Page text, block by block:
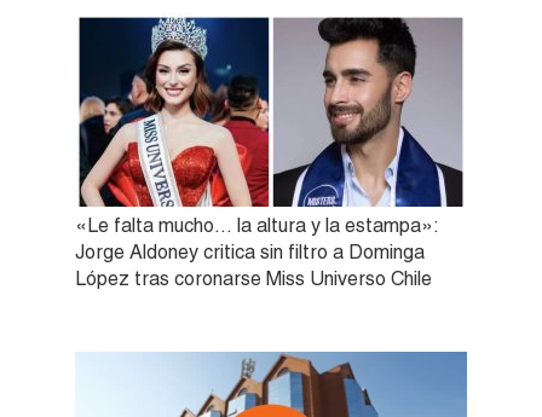
«Le falta mucho… la altura y la estampa»:
Jorge Aldoney critica sin filtro a Dominga
López tras coronarse Miss Universo Chile